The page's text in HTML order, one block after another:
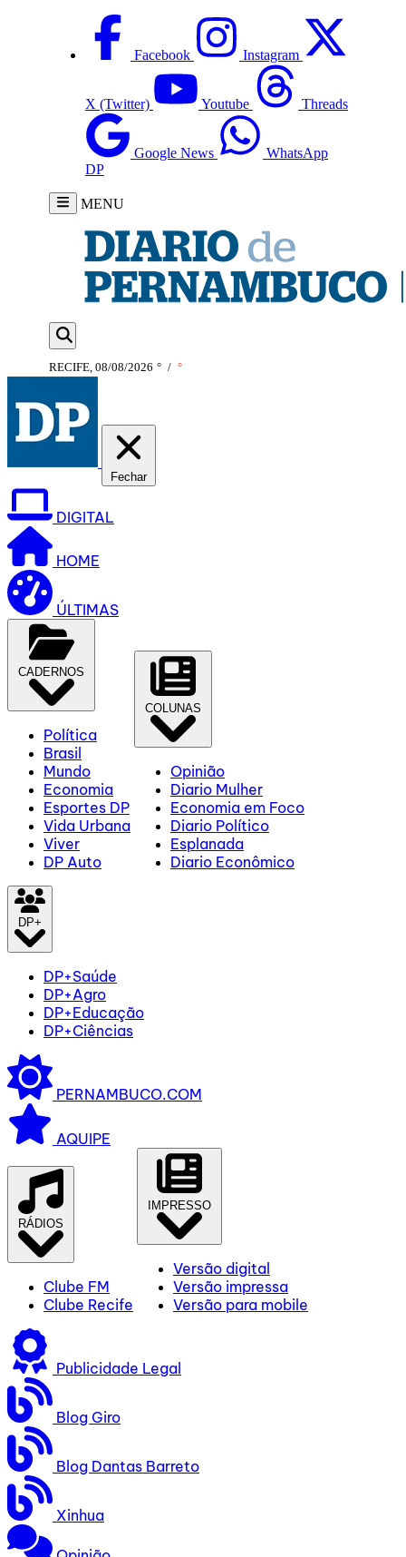
Facebook Instagram
X (Twitter) Youtube Threads
Google News
WhatsApp
DP
MENU
RECIFE, 08/08/2026 ° / °
Fechar
DIGITAL
HOME
ÚLTIMAS
CADERNOS
Política
Brasil
Mundo
Economia
Esportes DP
Vida Urbana
Viver
DP Auto
COLUNAS
Opinião
Diario Mulher
Economia em Foco
Diario Político
Esplanada
Diario Econômico
DP+
DP+Saúde
DP+Agro
DP+Educação
DP+Ciências
PERNAMBUCO.COM
AQUIPE
RÁDIOS
Clube FM
Clube Recife
IMPRESSO
Versão digital
Versão impressa
Versão para mobile
Publicidade Legal
Blog Giro
Blog Dantas Barreto
Xinhua